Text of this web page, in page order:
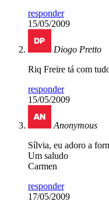
responder
15/05/2009
Diogo Pretto
Riq Freire tá com
responder
15/05/2009
Anonymous
Sílvia, eu adoro a
Um saludo
Carmen
responder
17/05/2009